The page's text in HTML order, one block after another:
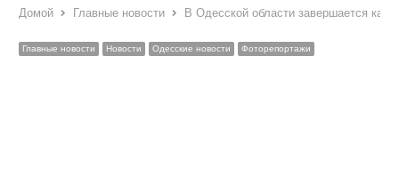
Домой Главные новости В Одесской области завершается
Главные новости Новости Одесские новости Фоторепортажи